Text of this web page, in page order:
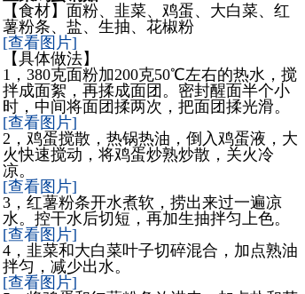
【食材】面粉、韭菜、鸡蛋、大白菜、红
薯粉条、盐、生抽、花椒粉
[查看图片]
【具体做法】
1，380克面粉加200克50℃左右的热水，搅
拌成面絮，再揉成面团。密封醒面半个小
时，中间将面团揉两次，把面团揉光滑。
[查看图片]
2，鸡蛋搅散，热锅热油，倒入鸡蛋液，大
火快速搅动，将鸡蛋炒熟炒散，关火冷
凉。
[查看图片]
3，红薯粉条开水煮软，捞出来过一遍凉
水。控干水后切短，再加生抽拌匀上色。
[查看图片]
4，韭菜和大白菜叶子切碎混合，加点熟油
拌匀，减少出水。
[查看图片]